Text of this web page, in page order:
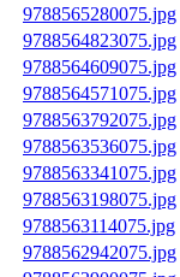
9788565280075.jpg
9788564823075.jpg
9788564609075.jpg
9788564571075.jpg
9788563792075.jpg
9788563536075.jpg
9788563341075.jpg
9788563198075.jpg
9788563114075.jpg
9788562942075.jpg